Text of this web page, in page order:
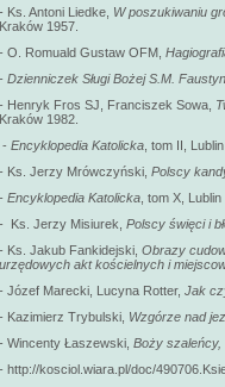
- Ks. Antoni Liedke, W poszukiwaniu
Kraków 1957.
- O. Romuald Gustaw OFM,
- Dzienniczek Sługi Bożej S.M.
- Henryk Fros SJ, Franciszek Sowa,
Kraków 1982.
- Encyklopedia Katolicka , tom II,
- Ks. Jerzy Mrówczyński, Polscy
- Encyklopedia Katolicka , tom X,
- Ks. Jerzy Misiurek, Polscy święci i
- Ks. Jakub Fankidejski, Obrazy
urzędowych akt kościelnych i
- Józef Marecki, Lucyna Rotter, Jak
- Kazimierz Trybulski, Wzgórze nad
- Wincenty Łaszewski, Boży szaleńcy,
- http://kosciol.wiara.pl/doc/